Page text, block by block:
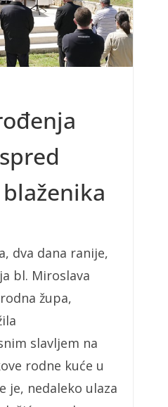
dva dana ranije,
bl. Miroslava
župa,
slavljem na
rodne kuće u
je, nedaleko ulaza